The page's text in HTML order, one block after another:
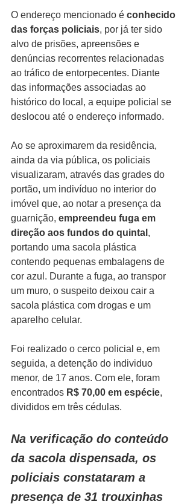
O endereço mencionado é conhecido
das forças policiais, por já ter sido
alvo de prisões, apreensões e
denúncias recorrentes relacionadas
ao tráfico de entorpecentes. Diante
das informações associadas ao
histórico do local, a equipe policial se
deslocou até o endereço informado.
Ao se aproximarem da residência,
ainda da via pública, os policiais
visualizaram, através das grades do
portão, um indivíduo no interior do
imóvel que, ao notar a presença da
guarnição, empreendeu fuga em
direção aos fundos do quintal ,
portando uma sacola plástica
contendo pequenas embalagens de
cor azul. Durante a fuga, ao transpor
um muro, o suspeito deixou cair a
sacola plástica com drogas e um
aparelho celular.
Foi realizado o cerco policial e, em
seguida, a detenção do individuo
menor, de 17 anos. Com ele, foram
encontrados R$ 70,00 em espécie,
divididos em três cédulas.
Na verificação do conteúdo
da sacola dispensada, os
policiais constataram a
presença de 31 trouxinhas